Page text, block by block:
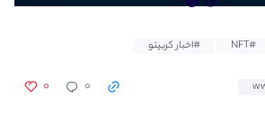
#NFT #اخبار کریپتو
۰ ۰